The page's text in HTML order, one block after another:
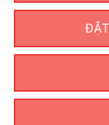
ĐẶT